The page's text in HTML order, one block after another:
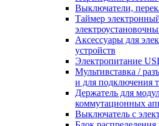
Выключатели,
Таймер
Аксессуары для
устройств
Электропитание
Мультивставка /
и для подключения
Держатель для
коммутационных
Выключатель с